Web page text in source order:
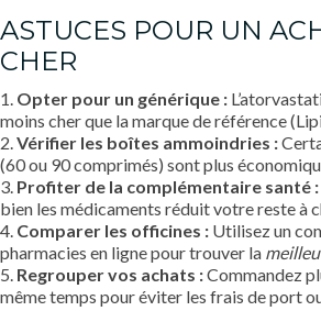
ASTUCES POUR UN
CHER
1. Opter pour un générique :
moins cher que la marque de référence
2.Vérifier les boîtes ammoindries :
(60 ou 90 comprimés) sont plus
3. Profiter de la complémentaire santé :
bien les médicaments réduit votre reste à
4. Comparer les officines : Utilisez un
pharmacies en ligne pour trouver la
5. Regrouper vos achats :Commandez
même temps pour éviter les frais de port